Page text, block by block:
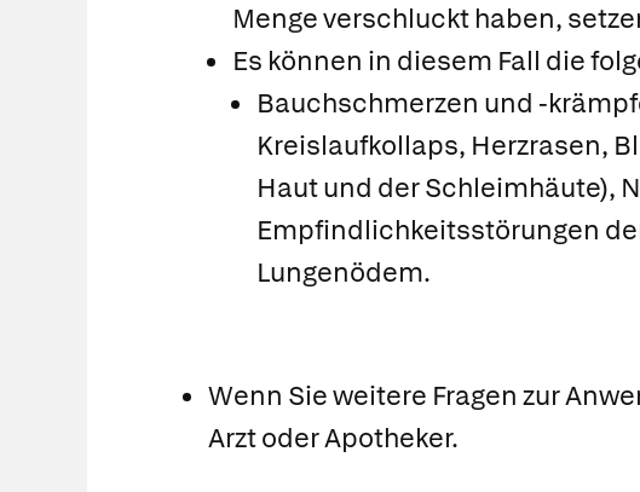
Menge verschluckt haben,
Es können in diesem Fall die
Bauchschmerzen und -
Kreislaufkollaps, Herzrasen,
Haut und der Schleimhäute),
Empfindlichkeitsstörungen
Lungenödem.
Wenn Sie weitere Fragen zur
Arzt oder Apotheker.